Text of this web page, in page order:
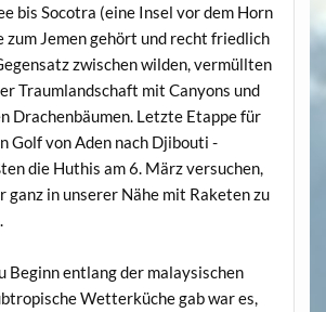
bis Socotra (eine Insel vor dem Horn
zum Jemen gehört und recht friedlich
zwischen wilden, vermüllten
Traumlandschaft mit Canyons und
Drachenbäumen. Letzte Etappe für
Golf von Aden nach Djibouti -
die Huthis am 6. März versuchen,
ganz in unserer Nähe mit Raketen zu
Beginn entlang der malaysischen
Wetterküche gab war es,